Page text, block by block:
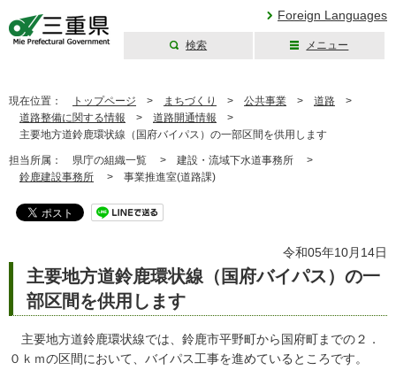
Foreign Languages
検索 メニュー
現在位置： トップページ > まちづくり > 公共事業 > 道路 >
道路整備に関する情報 > 道路開通情報 >
主要地方道鈴鹿環状線（国府バイパス）の一部区間を供用します
担当所属： 県庁の組織一覧 > 建設・流域下水道事務所 >
鈴鹿建設事務所 > 事業推進室(道路課)
令和05年10月14日
主要地方道鈴鹿環状線（国府バイパス）の一
部区間を供用します
主要地方道鈴鹿環状線では、鈴鹿市平野町から国府町までの２．
０ｋｍの区間において、バイパス工事を進めているところです。